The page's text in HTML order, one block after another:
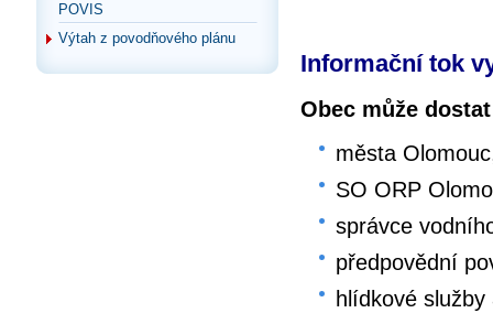
POVIS
Výtah z povodňového plánu
Informační tok
Obec může
města
SO ORP
správce
předpovědní
hlídkové